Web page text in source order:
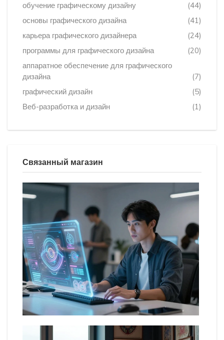
обучение графическому дизайну
(44)
основы графического дизайна
(41)
карьера графического дизайнера
(24)
программы для графического дизайна
(20)
аппаратное обеспечение для графического
дизайна
(7)
графический дизайн
(5)
Веб-разработка и дизайн
(1)
Связанный магазин